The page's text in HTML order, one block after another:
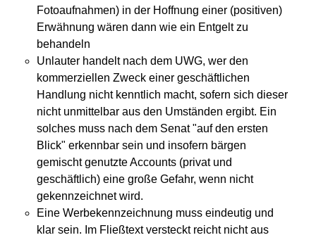
Fotoaufnahmen) in der Hoffnung einer (positiven)
Erwähnung wären dann wie ein Entgelt zu
behandeln
Unlauter handelt nach dem UWG, wer den
kommerziellen Zweck einer geschäftlichen
Handlung nicht kenntlich macht, sofern sich dieser
nicht unmittelbar aus den Umständen ergibt. Ein
solches muss nach dem Senat "auf den ersten
Blick" erkennbar sein und insofern bärgen
gemischt genutzte Accounts (privat und
geschäftlich) eine große Gefahr, wenn nicht
gekennzeichnet wird.
Eine Werbekennzeichnung muss eindeutig und
klar sein. Im Fließtext versteckt reicht nicht aus
Verbraucherrecht
Volle
Kanne
WDR
Werbung
Wettbewerbsrecht
ZDF
online
print